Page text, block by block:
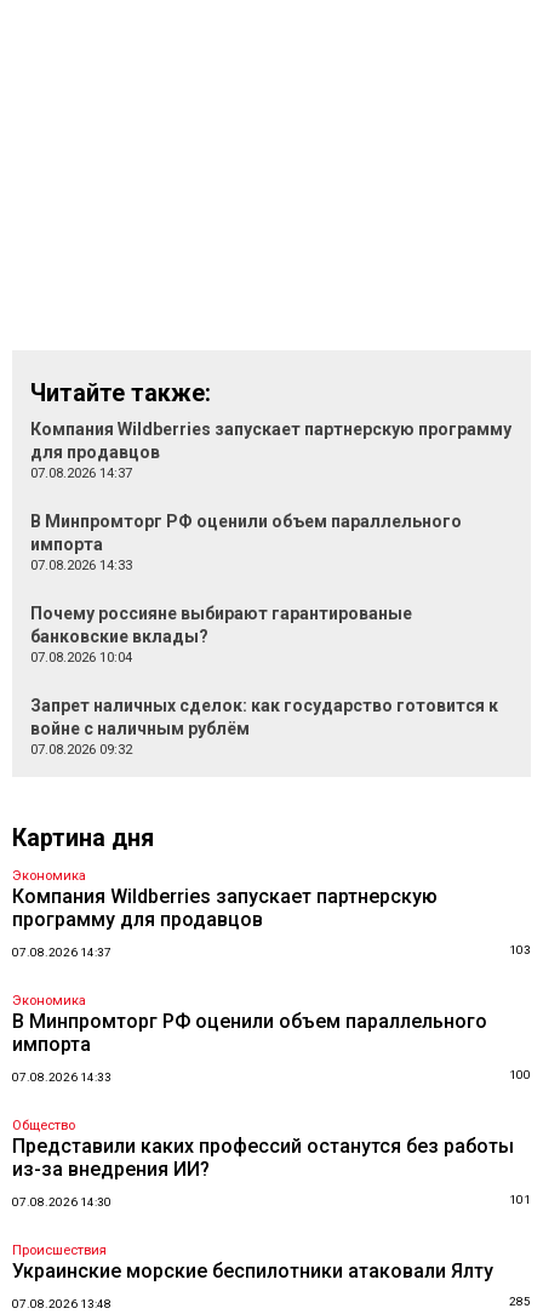
Читайте также:
Компания Wildberries запускает партнерскую программу
для продавцов
07.08.2026 14:37
В Минпромторг РФ оценили объем параллельного
импорта
07.08.2026 14:33
Почему россияне выбирают гарантированые
банковские вклады?
07.08.2026 10:04
Запрет наличных сделок: как государство готовится к
войне с наличным рублём
07.08.2026 09:32
Картина дня
Экономика
Компания Wildberries запускает партнерскую
программу для продавцов
07.08.2026 14:37 103
Экономика
В Минпромторг РФ оценили объем параллельного
импорта
07.08.2026 14:33 100
Общество
Представили каких профессий останутся без работы
из-за внедрения ИИ?
07.08.2026 14:30 101
Происшествия
Украинские морские беспилотники атаковали Ялту
07.08.2026 13:48 285